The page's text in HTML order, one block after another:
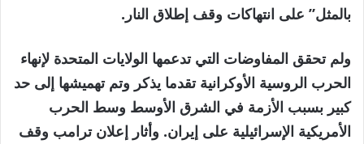
بالمثل” على انتهاكات وقف إطلاق النار.
ولم تحقق المفاوضات التي تدعمها الولايات المتحدة لإنهاء
الحرب الروسية الأوكرانية تقدما يذكر وتم تهميشها إلى حد
كبير بسبب الأزمة في الشرق الأوسط وسط الحرب
الأمريكية الإسرائيلية على إيران. وأثار إعلان ترامب وقف